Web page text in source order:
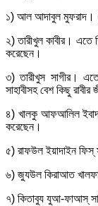
১) আল আদাবুল মুফরাদ।
২) তারীখুল কাবীর। এতে
করেছেন।
৩) তারীখুস সাগীর।
সাহাবীসহ বেশ কিছু
৪) খালকু আফআলিল
করেছেন।
৫) রাফউল ইয়াদাইন ফিস্
৬) জুযউল কিরাআত
৭) কিতাবুয যুআ-ফাআস্